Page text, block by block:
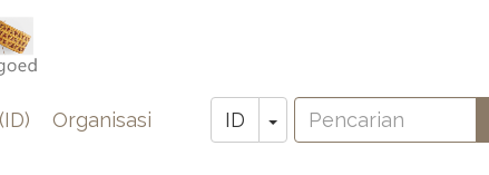
ID Toggle Dropdown
Zoeken
Pencarian
Organisasi